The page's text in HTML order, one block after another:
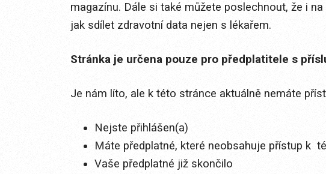
magazínu. Dále si také můžete poslechnout, že i
jak sdílet zdravotní data nejen s lékařem.
Stránka je určena pouze pro předplatitele s
Je nám líto, ale k této stránce aktuálně nemáte
Nejste přihlášen(a)
Máte předplatné, které neobsahuje přístup k
Vaše předplatné již skončilo